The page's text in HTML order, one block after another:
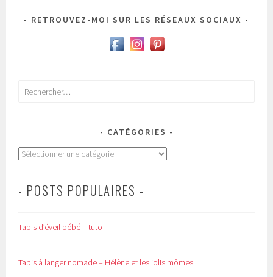
RETROUVEZ-MOI SUR LES RÉSEAUX SOCIAUX
Rechercher :
CATÉGORIES
Catégories
- POSTS POPULAIRES -
Tapis d’éveil bébé – tuto
Tapis à langer nomade – Hélène et les jolis mômes